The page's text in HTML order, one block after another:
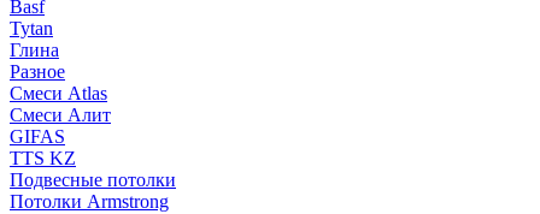
Basf
Tytan
Глина
Разное
Смеси Atlas
Смеси Алит
GIFAS
TTS KZ
Подвесные потолки
Потолки Armstrong